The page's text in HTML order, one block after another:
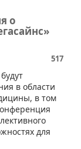
о
517
в области
в том
для